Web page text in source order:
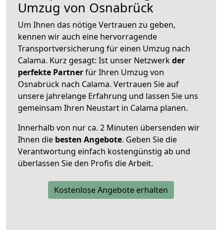
Umzug von Osnabrück
Um Ihnen das nötige Vertrauen zu geben,
kennen wir auch eine hervorragende
Transportversicherung für einen Umzug nach
Calama. Kurz gesagt: Ist unser Netzwerkder
perfekte Partnerfür Ihren Umzug von
Osnabrück nach Calama. Vertrauen Sie auf
unsere jahrelange Erfahrung und lassen Sie uns
gemeinsam Ihren Neustart in Calama planen.
Innerhalb von nur ca. 2 Minuten übersenden wir
Ihnen die besten Angebote. Geben Sie die
Verantwortung einfach kostengünstig ab und
überlassen Sie den Profis die Arbeit.
Kostenlose Angebote erhalten